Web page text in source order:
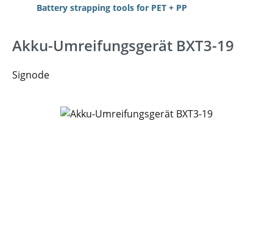
Battery strapping tools for PET + PP
Akku-Umreifungsgerät BXT3-19
Signode
Ignorer la galerie d'images